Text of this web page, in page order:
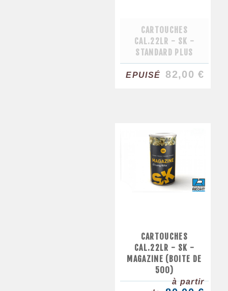
CARTOUCHES
CAL.22LR - SK -
STANDARD PLUS
EPUISÉ 82,00 €
CARTOUCHES
CAL.22LR - SK -
MAGAZINE (BOITE DE
500)
à partir